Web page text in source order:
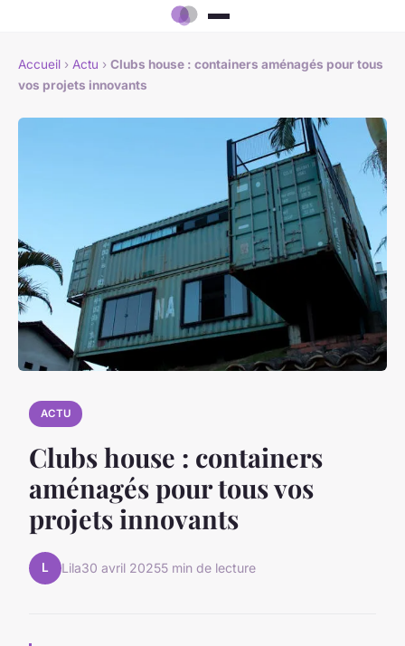
Accueil › Actu › Clubs house : containers aménagés pour tous
vos projets innovants
ACTU
Clubs house : containers
aménagés pour tous vos
projets innovants
L Lila30 avril 20255 min de lecture